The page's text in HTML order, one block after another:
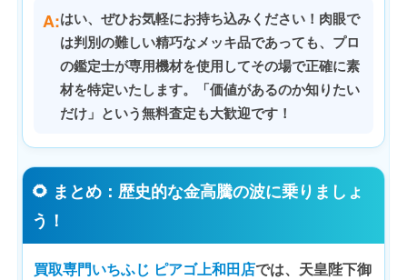
A:はい、ぜひお気軽にお持ち込みください！肉眼で
は判別の難しい精巧なメッキ品であっても、プロ
の鑑定士が専用機材を使用してその場で正確に素
材を特定いたします。「価値があるのか知りたい
だけ」という無料査定も大歓迎です！
🌻 まとめ：歴史的な金高騰の波に乗りましょ
う！
買取専門いちふじ ピアゴ上和田店では、天皇陛下御